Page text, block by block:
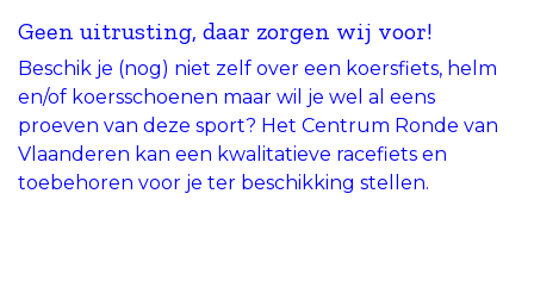
Geen uitrusting, daar zorgen wij voor!
Beschik je (nog) niet zelf over een koersfiets, helm
en/of koersschoenen maar wil je wel al eens
proeven van deze sport? Het Centrum Ronde van
Vlaanderen kan een kwalitatieve racefiets en
toebehoren voor je ter beschikking stellen.